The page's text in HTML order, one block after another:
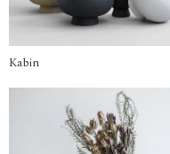
Kabin